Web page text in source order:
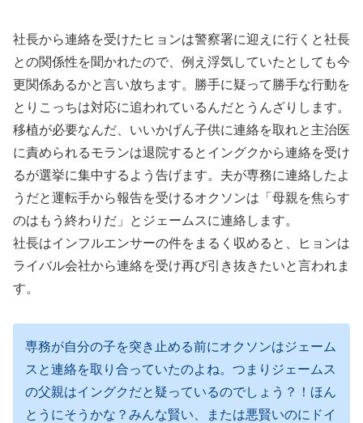
社長から連絡を受けたヒョンは警察署に迎えに行くと社長
との関係性を聞かれたので、例え浮気していたとしても今
更関係あるかと言い放ちます。勝手に疑って勝手な行動を
とりこっちは対応に追われているんだとうんざりします。
移植が必要なんだ、いいかげん子供に連絡を取れと主治医
に責められるモランは退院するとイングクから連絡を受け
るが選挙に集中するよう告げます。夫が専務に連絡したよ
うだと運転手から報告を受けるオクソンは「母親を焦らす
のはもう終わりだ」とジェームスに連絡します。
社長はインフルエンサーの件をまるく収めると、ヒョンは
ライバル会社から連絡を受け再び引き抜きたいと言われま
す。
専務が自分の子を突き止める前にオクソンはジェーム
スと連絡を取り合っていたのよね。つまりジェームス
の父親はイングクだと疑っているのでしょう？！ほん
とうにそうかな？みんな賢い、または悪賢いのにドイ